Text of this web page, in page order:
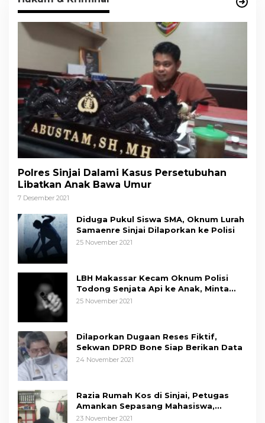
Polres Sinjai Dalami Kasus Persetubuhan
Libatkan Anak Bawa Umur
7 Desember 2021
Diduga Pukul Siswa SMA, Oknum Lurah
Samaenre Sinjai Dilaporkan ke Polisi
25 November 2021
LBH Makassar Kecam Oknum Polisi
Todong Senjata Api ke Anak, Minta
Kapolda Sulsel Tindak Tegas
25 November 2021
Dilaporkan Dugaan Reses Fiktif,
Sekwan DPRD Bone Siap Berikan Data
24 November 2021
Razia Rumah Kos di Sinjai, Petugas
Amankan Sepasang Mahasiswa,
Mengaku Berpacaran
23 November 2021